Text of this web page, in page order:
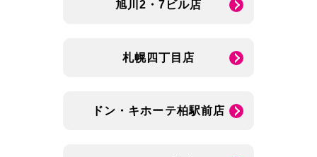
旭川2・7ビル店
札幌四丁目店
ドン・キホーテ柏駅前店